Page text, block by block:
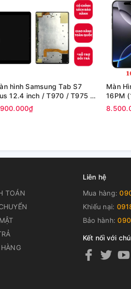
hình Samsung Tab S7
12.4 inch / T970 / T975 /
(100% zin hãng)
Màn
16PM
TOÁN
Liên hệ
Mua hàng:
Khiếu nại:
Bảo hành:
Kết nối với